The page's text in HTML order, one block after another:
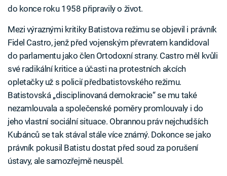
do konce roku 1958 připravily o život.
Mezi výraznými kritiky Batistova režimu se objevil i právník
Fidel Castro, jenž před vojenským převratem kandidoval
do parlamentu jako člen Ortodoxní strany. Castro měl kvůli
své radikální kritice a účasti na protestních akcích
opletačky už s policií předbatistovského režimu.
Batistovská „disciplinovaná demokracie“ se mu také
nezamlouvala a společenské poměry promlouvaly i do
jeho vlastní sociální situace. Obrannou práv nejchudších
Kubánců se tak stával stále více známý. Dokonce se jako
právník pokusil Batistu dostat před soud za porušení
ústavy, ale samozřejmě neuspěl.